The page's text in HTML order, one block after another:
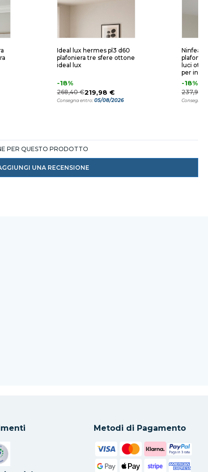
Ideal lux hermes pl3 d60
plafoniera tre sfere ottone
ideal lux
-18%
268,40 €219,98 €
Consegna entro:05/08/2026
Ninfea
luci
per
-18%
237,90
Consegna
PER QUESTO PRODOTTO
UNA RECENSIONE
Metodi di Pagamento